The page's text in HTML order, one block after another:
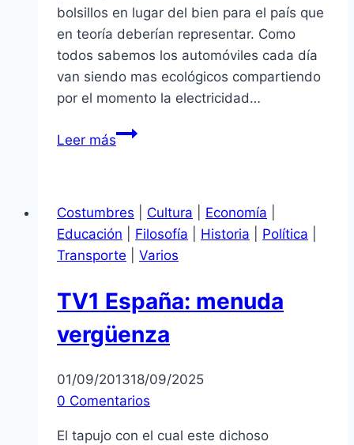
bolsillos en lugar del bien para el país que
en teoría deberían representar. Como
todos sabemos los automóviles cada día
van siendo mas ecológicos compartiendo
por el momento la electricidad…
Leer másLas
España
Costumbres Cultura Economía
Educación
Filosofía Historia Política
Transporte
Varios
TV1 España: menuda
vergüenza
01/09/201318/09/2025
0 Comentarios
El tapujo con el cual este dichoso